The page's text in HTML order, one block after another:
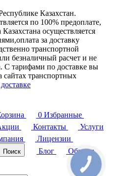
Казахстан.
по 100% предоплате,
Казахстана осуществляется
за доставку
транспортной
безналичный расчет и не
С тарифами по доставке вы
сайтах транспортных
0 Избранные
Контакты
Услуги
Лицензии
Поиск Блог
Обзоры